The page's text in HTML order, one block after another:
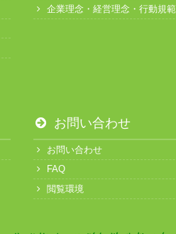
企業理念・経営理念・行動規範
お問い合わせ
お問い合わせ
FAQ
閲覧環境